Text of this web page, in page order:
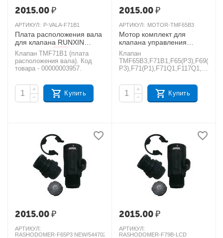
2015.00₽
АРТИКУЛ: P-VALA-F71B1
Плата расположения вала
для клапана RUNXIN
TMF71B1
AКЦИЯ
Клапан TMF71B1 (плата
расположения вала). Код
товара - 00000003957.
+
−
Купить
2015.00₽
АРТИКУЛ: MOTOR-TMF65B3
Мотор комплект для
клапана управления
RUNXIN TMF65B3,
TMF71B1, TMF65(P3),
TMF69(P3), TM F71P1, TM
F71Q1, TMF117Q1, TM
Клапан
TMF65B3,F71B1,F65(P3),F69(
P3),F71(P1),F71Q1,F117Q1,F
комплект/6159006). Код
товара - 00000004510.
+
−
Купить
2015.00₽
АРТИКУЛ:
RASHODOMER-F65P3 NEW/5447020
2015.00₽
АРТИКУЛ:
RASHODOMER-F79B-LCD